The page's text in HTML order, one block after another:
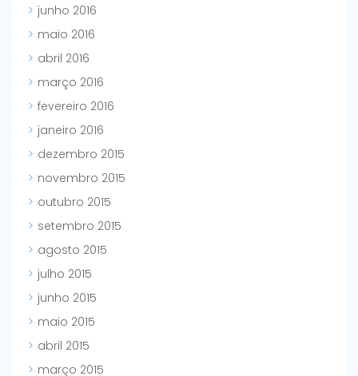
junho 2016
maio 2016
abril 2016
março 2016
fevereiro 2016
janeiro 2016
dezembro 2015
novembro 2015
outubro 2015
setembro 2015
agosto 2015
julho 2015
junho 2015
maio 2015
abril 2015
março 2015